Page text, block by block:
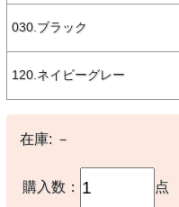
米陸軍航空隊の飛行兵に支給
ンはそのままに、ウールより
再構築。 ちょっと肌寒い時
ドレイヤーとして、秋～春先
時季には着こなしのアクセン
【素材】
〇本体：綿100%
【生産国】
030.ブラック
120.ネイビーグレー
在庫: －
購入数： 点